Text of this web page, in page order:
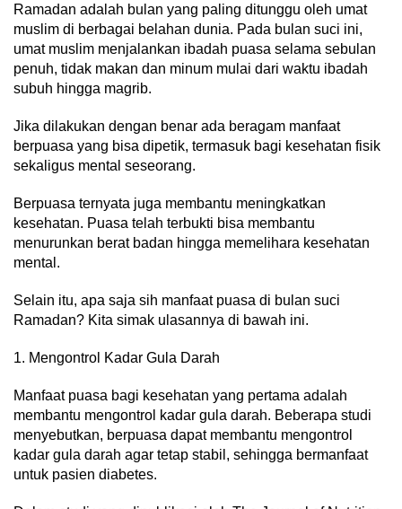
Ramadan adalah bulan yang paling ditunggu oleh umat
muslim di berbagai belahan dunia. Pada bulan suci ini,
umat muslim menjalankan ibadah puasa selama sebulan
penuh, tidak makan dan minum mulai dari waktu ibadah
subuh hingga magrib.
Jika dilakukan dengan benar ada beragam manfaat
berpuasa yang bisa dipetik, termasuk bagi kesehatan fisik
sekaligus mental seseorang.
Berpuasa ternyata juga membantu meningkatkan
kesehatan. Puasa telah terbukti bisa membantu
menurunkan berat badan hingga memelihara kesehatan
mental.
Selain itu, apa saja sih manfaat puasa di bulan suci
Ramadan? Kita simak ulasannya di bawah ini.
1. Mengontrol Kadar Gula Darah
Manfaat puasa bagi kesehatan yang pertama adalah
membantu mengontrol kadar gula darah. Beberapa studi
menyebutkan, berpuasa dapat membantu mengontrol
kadar gula darah agar tetap stabil, sehingga bermanfaat
untuk pasien diabetes.